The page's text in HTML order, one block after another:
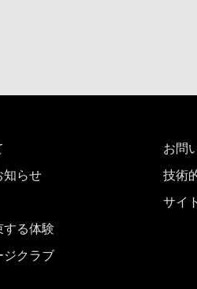
知らせ
る体験
ジクラブ
お問
技術
サイ